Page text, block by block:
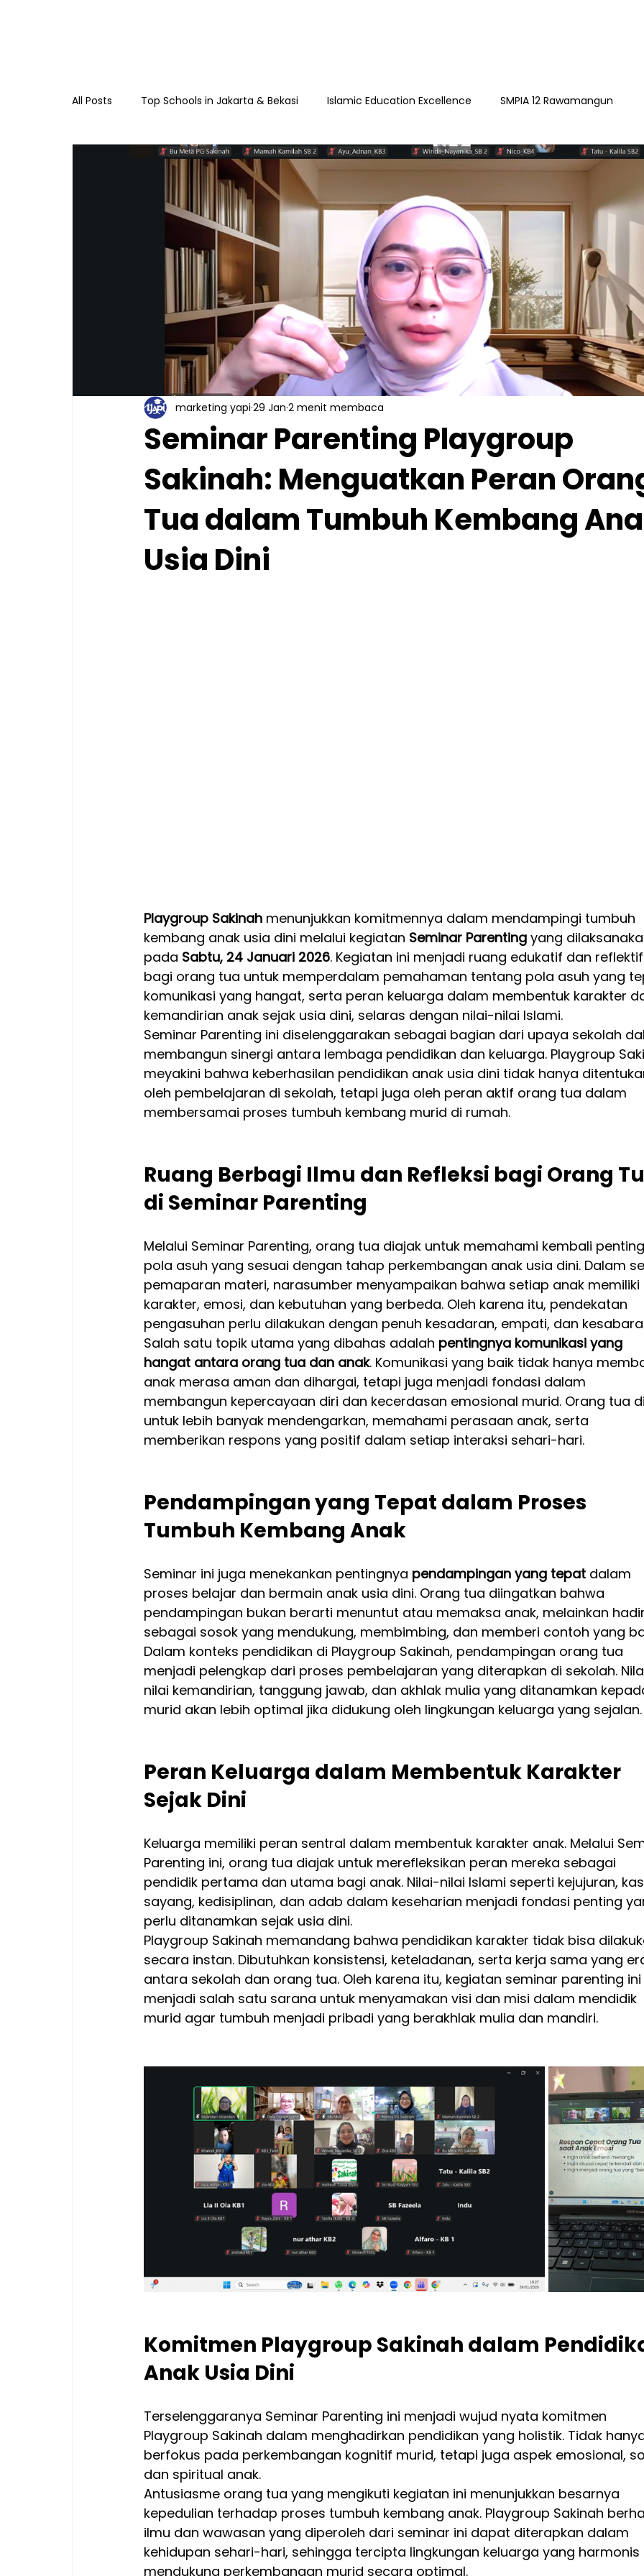
All Posts Top Schools in Jakarta & Bekasi Islamic Education Excellence SMPIA 12 Rawamangun
TKIA 13 Rawamangun SDIA 13 Rawamangun YAPI Playgroup Sakinah SMPIA 55
Raudhatul Athfal Sakinah SMAIA 33 Jatimakmur
Seminar Parenting Playgroup
Sakinah: Menguatkan Peran
Tua dalam Tumbuh Kembang
Usia Dini
marketing yapi 29 Jan 2 menit membaca
Playgroup Sakinah menunjukkan komitmennya dalam mendampingi tumbuh
kembang anak usia dini melalui kegiatan Seminar Parenting yang
pada Sabtu, 24 Januari 2026. Kegiatan ini menjadi ruang edukatif dan
bagi orang tua untuk memperdalam pemahaman tentang pola asuh yang
komunikasi yang hangat, serta peran keluarga dalam membentuk karakter
kemandirian anak sejak usia dini, selaras dengan nilai-nilai Islami.
Seminar Parenting ini diselenggarakan sebagai bagian dari upaya sekolah
membangun sinergi antara lembaga pendidikan dan keluarga. Playgroup
meyakini bahwa keberhasilan pendidikan anak usia dini tidak hanya
oleh pembelajaran di sekolah, tetapi juga oleh peran aktif orang tua dalam
membersamai proses tumbuh kembang murid di rumah.
Ruang Berbagi Ilmu dan Refleksi bagi Orang
di Seminar Parenting
Melalui Seminar Parenting, orang tua diajak untuk memahami kembali
pola asuh yang sesuai dengan tahap perkembangan anak usia dini. Dalam
pemaparan materi, narasumber menyampaikan bahwa setiap anak memiliki
karakter, emosi, dan kebutuhan yang berbeda. Oleh karena itu, pendekatan
pengasuhan perlu dilakukan dengan penuh kesadaran, empati, dan
Salah satu topik utama yang dibahas adalah pentingnya komunikasi yang
hangat antara orang tua dan anak. Komunikasi yang baik tidak hanya
anak merasa aman dan dihargai, tetapi juga menjadi fondasi dalam
membangun kepercayaan diri dan kecerdasan emosional murid. Orang tua
untuk lebih banyak mendengarkan, memahami perasaan anak, serta
memberikan respons yang positif dalam setiap interaksi sehari-hari.
Pendampingan yang Tepat dalam Proses
Tumbuh Kembang Anak
Seminar ini juga menekankan pentingnya pendampingan yang tepat dalam
proses belajar dan bermain anak usia dini. Orang tua diingatkan bahwa
pendampingan bukan berarti menuntut atau memaksa anak, melainkan
sebagai sosok yang mendukung, membimbing, dan memberi contoh yang
Dalam konteks pendidikan di Playgroup Sakinah, pendampingan orang tua
menjadi pelengkap dari proses pembelajaran yang diterapkan di sekolah.
nilai kemandirian, tanggung jawab, dan akhlak mulia yang ditanamkan
murid akan lebih optimal jika didukung oleh lingkungan keluarga yang sejalan.
Peran Keluarga dalam Membentuk Karakter
Sejak Dini
Keluarga memiliki peran sentral dalam membentuk karakter anak. Melalui
Parenting ini, orang tua diajak untuk merefleksikan peran mereka sebagai
pendidik pertama dan utama bagi anak. Nilai-nilai Islami seperti kejujuran,
sayang, kedisiplinan, dan adab dalam keseharian menjadi fondasi penting
perlu ditanamkan sejak usia dini.
Playgroup Sakinah memandang bahwa pendidikan karakter tidak bisa
secara instan. Dibutuhkan konsistensi, keteladanan, serta kerja sama yang
antara sekolah dan orang tua. Oleh karena itu, kegiatan seminar parenting ini
menjadi salah satu sarana untuk menyamakan visi dan misi dalam mendidik
murid agar tumbuh menjadi pribadi yang berakhlak mulia dan mandiri.
Komitmen Playgroup Sakinah dalam
Anak Usia Dini
Terselenggaranya Seminar Parenting ini menjadi wujud nyata komitmen
Playgroup Sakinah dalam menghadirkan pendidikan yang holistik. Tidak
berfokus pada perkembangan kognitif murid, tetapi juga aspek emosional,
dan spiritual anak.
Antusiasme orang tua yang mengikuti kegiatan ini menunjukkan besarnya
kepedulian terhadap proses tumbuh kembang anak. Playgroup Sakinah
ilmu dan wawasan yang diperoleh dari seminar ini dapat diterapkan dalam
kehidupan sehari-hari, sehingga tercipta lingkungan keluarga yang
mendukung perkembangan murid secara optimal.